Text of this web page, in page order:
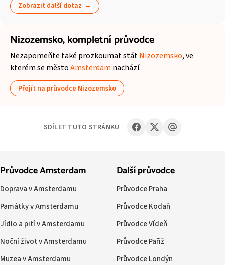
Zobrazit další dotaz
Nizozemsko,kompletní průvodce
Nezapomeňte také prozkoumat státNizozemsko, ve
kterém se městoAmsterdam nachází.
Přejít na průvodce Nizozemsko
SDÍLET TUTO STRÁNKU
Průvodce Amsterdam
Doprava v Amsterdamu
Památky v Amsterdamu
Jídlo a pití v Amsterdamu
Noční život v Amsterdamu
Muzea v Amsterdamu
Další průvodce
Průvodce Praha
Průvodce Kodaň
Průvodce Vídeň
Průvodce Paříž
Průvodce Londýn